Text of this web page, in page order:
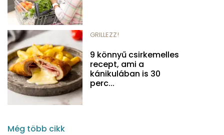
GRILLEZZ!
9 könnyű csirkemelles
recept, ami a
kánikulában is 30
perc...
Még több cikk